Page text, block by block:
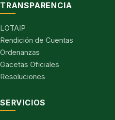
TRANSPARENCIA
LOTAIP
Rendición de Cuentas
Ordenanzas
Gacetas Oficiales
Resoluciones
SERVICIOS